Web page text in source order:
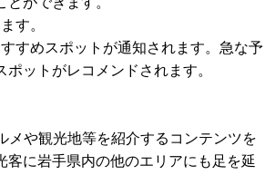
す。
すめスポットが通知されます。急な予
ットがレコメンドされます。
メや観光地等を紹介するコンテンツを
客に岩手県内の他のエリアにも足を延